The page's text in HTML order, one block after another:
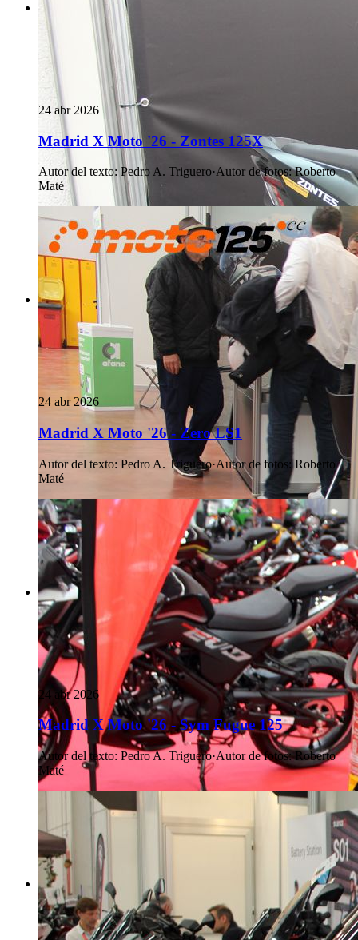
24 abr 2026
Madrid X Moto '26 - Zontes 125X
Autor del texto: Pedro A. Triguero·Autor de fotos: Roberto
Maté
24 abr 2026
Madrid X Moto '26 - Zero LS1
Autor del texto: Pedro A. Triguero·Autor de fotos: Roberto
Maté
24 abr 2026
Madrid X Moto '26 - Sym Fugue 125
Autor del texto: Pedro A. Triguero·Autor de fotos: Roberto
Maté